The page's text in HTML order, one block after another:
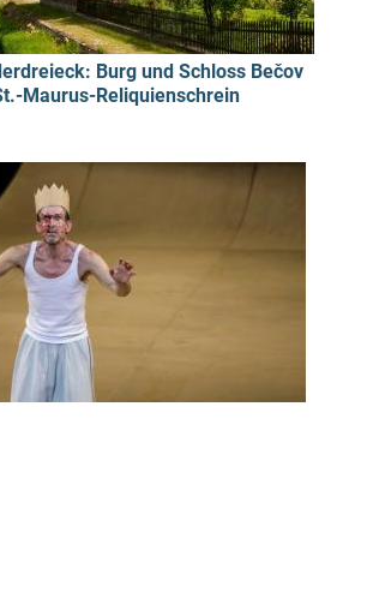
Burg und Schloss Bečov
Maurus-Reliquienschrein